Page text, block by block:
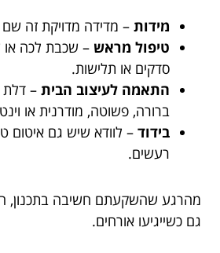
מידות – מדידה מדויקת זה
טיפול מראש – שכבת לכה או
סדקים או תלישות.
התאמה לעיצוב הבית – דלת
ברורה, פשוטה, מודרנית או
בידוד – לוודא שיש גם איטום
רעשים.
מהרגע שהשקעתם חשיבה בתכנון,
גם כשייגיעו אורחים.